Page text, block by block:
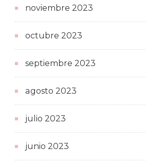
noviembre 2023
octubre 2023
septiembre 2023
agosto 2023
julio 2023
junio 2023